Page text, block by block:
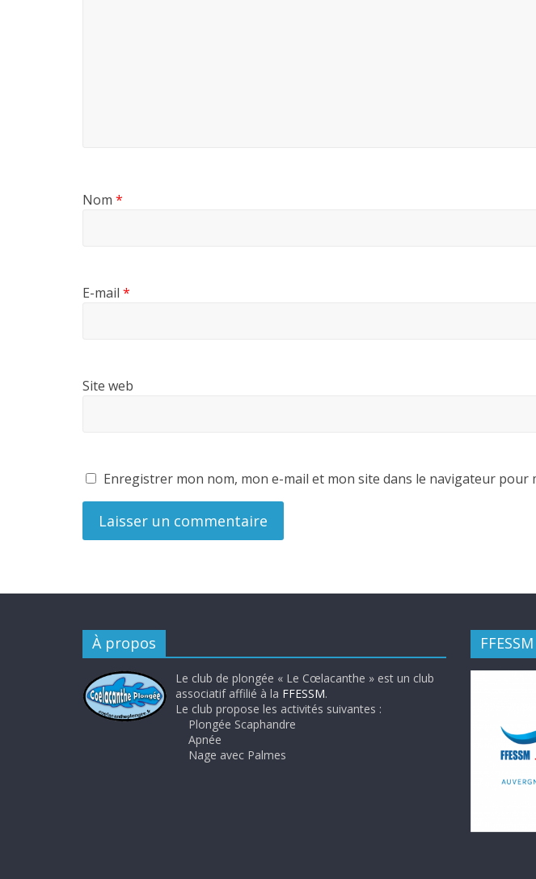
Nom *
E-mail *
Site web
Enregistrer mon nom, mon e-mail et mon site dans le navigateur pour
À propos
Le club de plongée « Le Cœlacanthe » est un club
associatif affilié à la FFESSM.
Le club propose les activités suivantes :
Plongée Scaphandre
Apnée
Nage avec Palmes